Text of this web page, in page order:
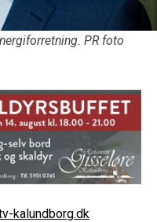
PR foto
kalundborg.dk